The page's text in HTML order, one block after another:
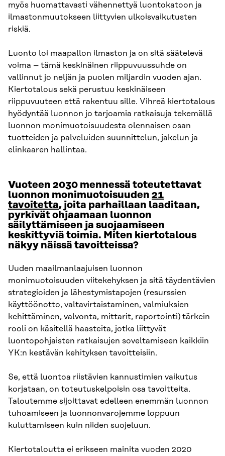
myös huomattavasti vähennettyä luontokatoon ja
ilmastonmuutokseen liittyvien ulkoisvaikutusten
riskiä.
Luonto loi maapallon ilmaston ja on sitä säätelevä
voima – tämä keskinäinen riippuvuussuhde on
vallinnut jo neljän ja puolen miljardin vuoden ajan.
Kiertotalous sekä perustuu keskinäiseen
riippuvuuteen että rakentuu sille. Vihreä kiertotalous
hyödyntää luonnon jo tarjoamia ratkaisuja tekemällä
luonnon monimuotoisuudesta olennaisen osan
tuotteiden ja palveluiden suunnittelun, jakelun ja
elinkaaren hallintaa.
Vuoteen 2030 mennessä toteutettavat
luonnon monimuotoisuuden 21
tavoitetta, joita parhaillaan laaditaan,
pyrkivät ohjaamaan luonnon
säilyttämiseen ja suojaamiseen
keskittyviä toimia. Miten kiertotalous
näkyy näissä tavoitteissa?
Uuden maailmanlaajuisen luonnon
monimuotoisuuden viitekehyksen ja sitä täydentävien
strategioiden ja lähestymistapojen (resurssien
käyttöönotto, valtavirtaistaminen, valmiuksien
kehittäminen, valvonta, mittarit, raportointi) tärkein
rooli on käsitellä haasteita, jotka liittyvät
luontopohjaisten ratkaisujen soveltamiseen kaikkiin
YK:n kestävän kehityksen tavoitteisiin.
Se, että luontoa riistävien kannustimien vaikutus
korjataan, on toteutuskelpoisin osa tavoitteita.
Taloutemme sijoittavat edelleen enemmän luonnon
tuhoamiseen ja luonnonvarojemme loppuun
kuluttamiseen kuin niiden suojeluun.
Kiertotaloutta ei erikseen mainita vuoden 2020